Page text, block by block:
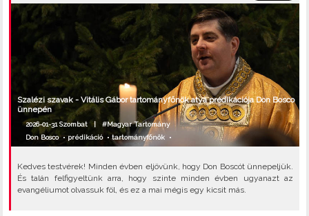
Szalézi szavak - Vitális Gábor tartományfőnök atya prédikációja Don Bosco
ünnepén
2026-01-31 Szombat |#Magyar Tartomány
Don Bosco• prédikáció•tartományfőnök •
Kedves testvérek! Minden évben eljövünk, hogy Don Boscót ünnepeljük.
És talán felfigyeltünk arra, hogy szinte minden évben ugyanazt az
evangéliumot olvassuk föl, és ez a mai mégis egy kicsit más.